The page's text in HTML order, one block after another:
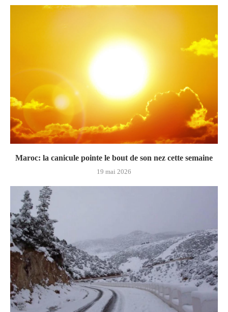
Maroc: la canicule pointe le bout de son nez cette semaine
19 mai 2026